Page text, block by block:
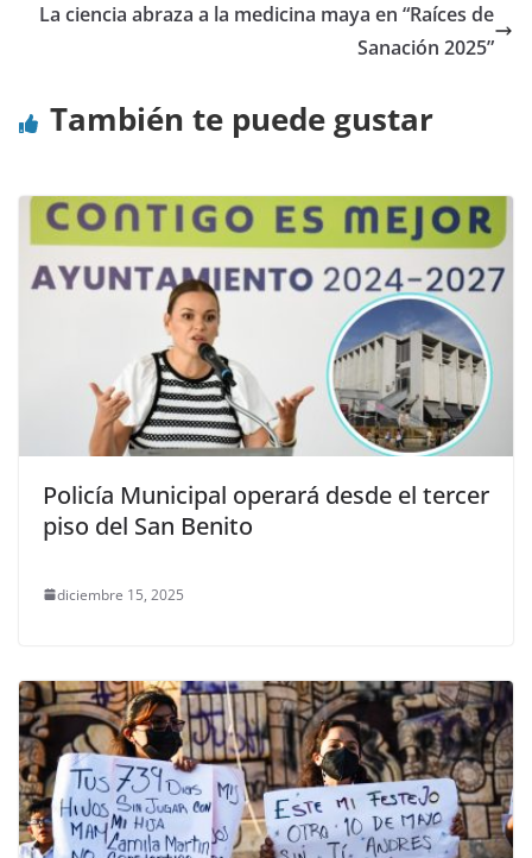
La ciencia abraza a la medicina maya en “Raíces de
Sanación 2025”
También te puede gustar
Policía Municipal operará desde el tercer
piso del San Benito
diciembre 15, 2025